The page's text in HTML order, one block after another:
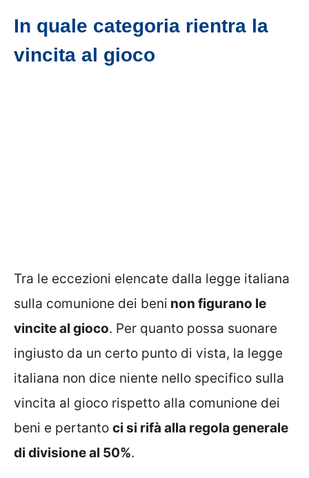
In quale categoria rientra la
vincita al gioco
Tra le eccezioni elencate dalla legge italiana
sulla comunione dei beni non figurano le
vincite al gioco. Per quanto possa suonare
ingiusto da un certo punto di vista, la legge
italiana non dice niente nello specifico sulla
vincita al gioco rispetto alla comunione dei
beni e pertanto ci si rifà alla regola generale
di divisione al 50%.